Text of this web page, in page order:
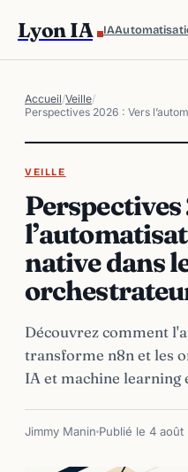
Lyon IA IA
Accueil/Veille/
Perspectives 2026 : Vers
VEILLE
Perspectives
native dans
Découvrez comment
transforme n8n et les
IA et machine learning
Jimmy Manin Publié le 4 août